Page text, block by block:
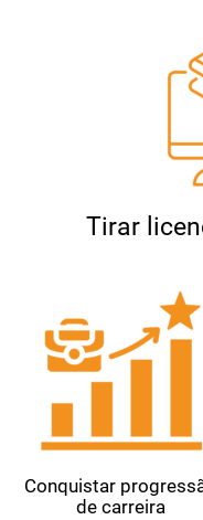
Tirar
Conquistar
de carreira